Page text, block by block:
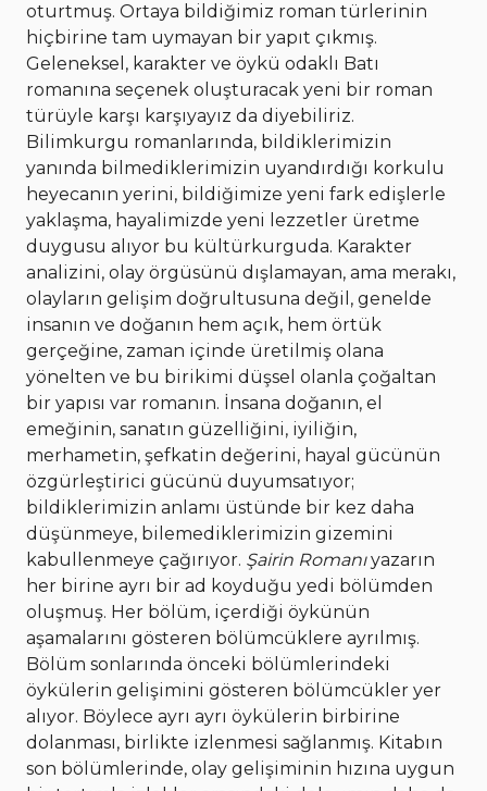
oturtmuş. Ortaya bildiğimiz roman türlerinin
hiçbirine tam uymayan bir yapıt çıkmış.
Geleneksel, karakter ve öykü odaklı Batı
romanına seçenek oluşturacak yeni bir roman
türüyle karşı karşıyayız da diyebiliriz.
Bilimkurgu romanlarında, bildiklerimizin
yanında bilmediklerimizin uyandırdığı korkulu
heyecanın yerini, bildiğimize yeni fark edişlerle
yaklaşma, hayalimizde yeni lezzetler üretme
duygusu alıyor bu kültürkurguda. Karakter
analizini, olay örgüsünü dışlamayan, ama merakı,
olayların gelişim doğrultusuna değil, genelde
insanın ve doğanın hem açık, hem örtük
gerçeğine, zaman içinde üretilmiş olana
yönelten ve bu birikimi düşsel olanla çoğaltan
bir yapısı var romanın. İnsana doğanın, el
emeğinin, sanatın güzelliğini, iyiliğin,
merhametin, şefkatin değerini, hayal gücünün
özgürleştirici gücünü duyumsatıyor;
bildiklerimizin anlamı üstünde bir kez daha
düşünmeye, bilemediklerimizin gizemini
kabullenmeye çağırıyor. Şairin Romanıyazarın
her birine ayrı bir ad koyduğu yedi bölümden
oluşmuş. Her bölüm, içerdiği öykünün
aşamalarını gösteren bölümcüklere ayrılmış.
Bölüm sonlarında önceki bölümlerindeki
öykülerin gelişimini gösteren bölümcükler yer
alıyor. Böylece ayrı ayrı öykülerin birbirine
dolanması, birlikte izlenmesi sağlanmış. Kitabın
son bölümlerinde, olay gelişiminin hızına uygun